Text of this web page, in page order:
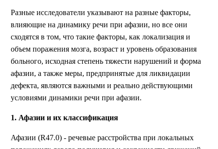
Разные исследователи указывают на разные факторы,
влияющие на динамику речи при афазии, но все они
сходятся в том, что такие факторы, как локализация и
объем поражения мозга, возраст и уровень образования
больного, исходная степень тяжести нарушений и форма
афазии, а также меры, предпринятые для ликвидации
дефекта, являются важными и реально действующими
условиями динамики речи при афазии.
1. Афазии и их классификация
Афазии (R47.0) - речевые расстройства при локальных